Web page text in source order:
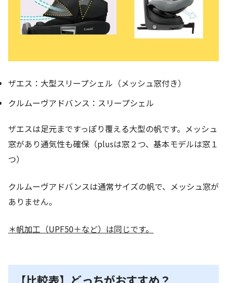
ザエス：大型スリープシェル（メッシュ窓付き）
クルムーヴアドバンス：スリープシェル
ザエスは足元まですっぽり覆える大型の帆です。メッシュ
窓があり通気性も確保（plusは窓２つ、基本モデルは窓１
つ）
クルムーヴアドバンスは通常サイズの帆で、メッシュ窓が
ありません。
＊帆加工（UPF50＋など）は同じです。